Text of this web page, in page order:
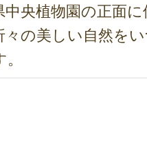
中央植物園の正面
々の美しい自然を